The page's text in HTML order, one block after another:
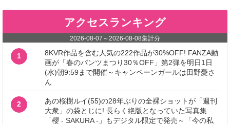
アクセスランキング
2026-08-07 ～2026-08-08集計分
1
8KVR作品を含む人気の222作品が30%OFF! FANZA動
画が「春のパンツまつり30％OFF」第2弾を明日1日
(水)朝9:59まで開催～キャンペーンガールは田野憂さ
ん
2
あの桜樹ルイ(55)の28年ぶりの全裸ショットが「週刊
大衆」の袋とじに! 長らく絶版となっていた写真集
「櫻 - SAKURA -」もデジタル限定で発売～「今の私